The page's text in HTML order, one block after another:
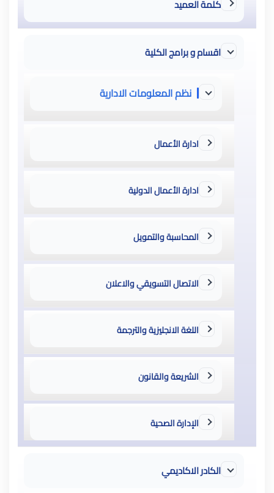
كلمة العميد
اقسام و برامج الكلية
نظم المعلومات الادارية
ادارة الأعمال
ادارة الأعمال الدولية
المحاسبة والتمويل
الاتصال التسويقي والاعلان
اللغة الانجليزية والترجمة
الشريعة والقانون
الإدارة الصحية
الكادر الاكاديمي